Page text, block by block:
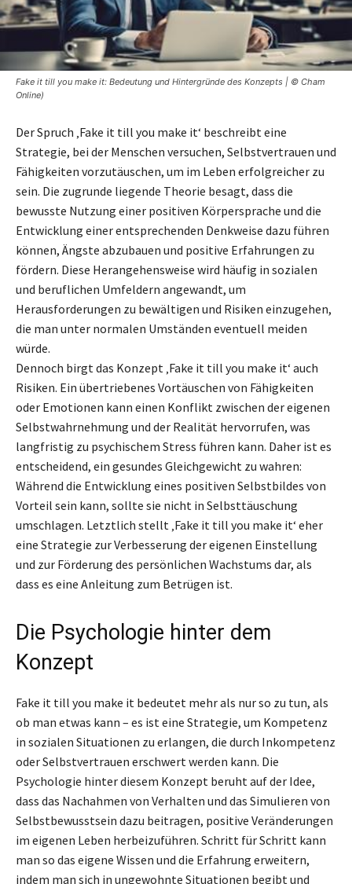
Fake it till you make it: Bedeutung und Hintergründe des Konzepts | © Cham
Online)
Der Spruch ‚Fake it till you make it‘ beschreibt eine
Strategie, bei der Menschen versuchen, Selbstvertrauen und
Fähigkeiten vorzutäuschen, um im Leben erfolgreicher zu
sein. Die zugrunde liegende Theorie besagt, dass die
bewusste Nutzung einer positiven Körpersprache und die
Entwicklung einer entsprechenden Denkweise dazu führen
können, Ängste abzubauen und positive Erfahrungen zu
fördern. Diese Herangehensweise wird häufig in sozialen
und beruflichen Umfeldern angewandt, um
Herausforderungen zu bewältigen und Risiken einzugehen,
die man unter normalen Umständen eventuell meiden
würde.
Dennoch birgt das Konzept ‚Fake it till you make it‘ auch
Risiken. Ein übertriebenes Vortäuschen von Fähigkeiten
oder Emotionen kann einen Konflikt zwischen der eigenen
Selbstwahrnehmung und der Realität hervorrufen, was
langfristig zu psychischem Stress führen kann. Daher ist es
entscheidend, ein gesundes Gleichgewicht zu wahren:
Während die Entwicklung eines positiven Selbstbildes von
Vorteil sein kann, sollte sie nicht in Selbsttäuschung
umschlagen. Letztlich stellt ‚Fake it till you make it‘ eher
eine Strategie zur Verbesserung der eigenen Einstellung
und zur Förderung des persönlichen Wachstums dar, als
dass es eine Anleitung zum Betrügen ist.
Die Psychologie hinter dem
Konzept
Fake it till you make it bedeutet mehr als nur so zu tun, als
ob man etwas kann – es ist eine Strategie, um Kompetenz
in sozialen Situationen zu erlangen, die durch Inkompetenz
oder Selbstvertrauen erschwert werden kann. Die
Psychologie hinter diesem Konzept beruht auf der Idee,
dass das Nachahmen von Verhalten und das Simulieren von
Selbstbewusstsein dazu beitragen, positive Veränderungen
im eigenen Leben herbeizuführen. Schritt für Schritt kann
man so das eigene Wissen und die Erfahrung erweitern,
indem man sich in ungewohnte Situationen begibt und